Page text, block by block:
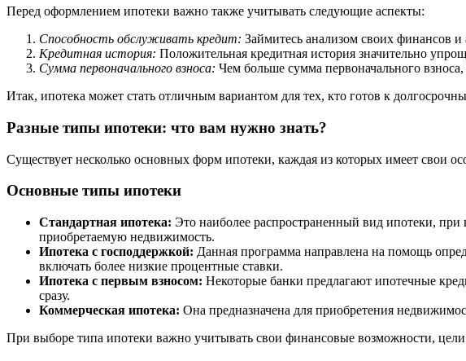
Перед оформлением ипотеки важно также учитывать следующие аспекты:
Способность обслуживать кредит: Займитесь анализом своих финансов
Кредитная история: Положительная кредитная история значительно
Сумма первоначального взноса: Чем больше сумма первоначального
Итак, ипотека может стать отличным вариантом для тех, кто готов к
Разные типы ипотеки: что вам нужно знать?
Существует несколько основных форм ипотеки, каждая из которых имеет свои
Основные типы ипотеки
Стандартная ипотека: Это наиболее распространенный вид ипотеки, при
приобретаемую недвижимость.
Ипотека с господдержкой: Данная программа направлена на помощь
включать более низкие процентные ставки.
Ипотека с первым взносом: Некоторые банки предлагают ипотечные
сразу.
Коммерческая ипотека: Она предназначена для приобретения
При выборе типа ипотеки важно учитывать свои финансовые возможности,